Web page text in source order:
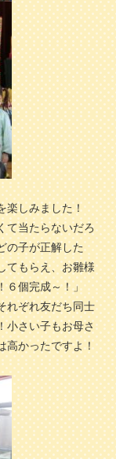
楽しみました！
て当たらないだろ
の子が正解した
てもらえ、お雛様
６個完成～！」
れぞれ友だち同士
小さい子もお母さ
高かったですよ！